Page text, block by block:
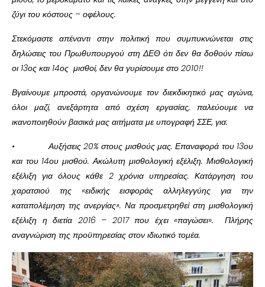
ζύγι του κόστους – οφέλους.
Στεκόμαστε απέναντι στην πολιτική που συμπυκνώνεται στις
δηλώσεις του Πρωθυπουργού στη ΔΕΘ ότι δεν θα δοθούν πίσω
οι 13ος και 14ος μισθοί, δεν θα γυρίσουμε στο 2010!!
Βγαίνουμε μπροστά, οργανώνουμε τον διεκδικητικό μας αγώνα,
όλοι μαζί, ανεξάρτητα από σχέση εργασίας, παλεύουμε να
ικανοποιηθούν βασικά μας αιτήματα με υπογραφή ΣΣΕ, για:
• Αυξήσεις 20% στους μισθούς μας. Επαναφορά του 13ου
και του 14ου μισθού. Ακώλυτη μισθολογική εξέλιξη. Μισθολογική
εξέλιξη για όλους κάθε 2 χρόνια υπηρεσίας. Κατάργηση του
χαρατσιού της «ειδικής εισφοράς αλληλεγγύης για την
καταπολέμηση της ανεργίας». Να προσμετρηθεί στη μισθολογική
εξέλιξη η διετία 2016 – 2017 που έχει «παγώσει». Πλήρης
αναγνώριση της προϋπηρεσίας στον ιδιωτικό τομέα.